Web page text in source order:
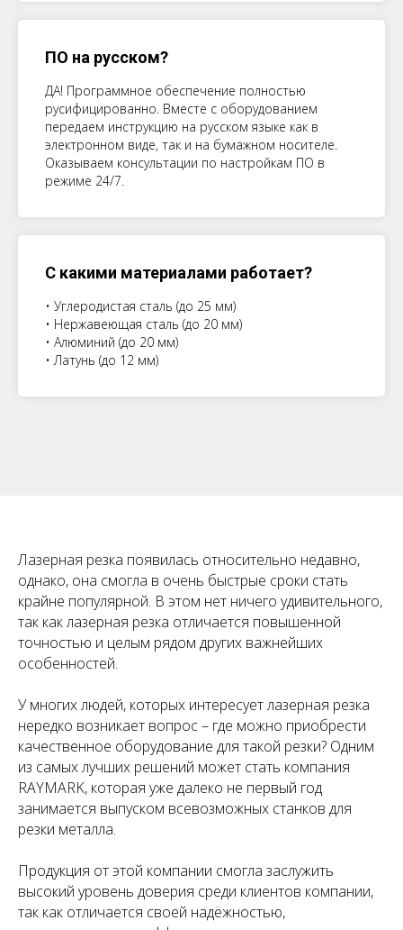
ПО на русском?
ДА! Программное обеспечение полностью
русифицированно. Вместе с оборудованием
передаем инструкцию на русском языке как в
электронном виде, так и на бумажном носителе.
Оказываем консультации по настройкам ПО в
режиме 24/7.
С какими материалами работает?
• Углеродистая сталь (до 25 мм)
• Нержавеющая сталь (до 20 мм)
• Алюминий (до 20 мм)
• Латунь (до 12 мм)
Лазерная резка появилась относительно недавно,
однако, она смогла в очень быстрые сроки стать
крайне популярной. В этом нет ничего удивительного,
так как лазерная резка отличается повышенной
точностью и целым рядом других важнейших
особенностей.
У многих людей, которых интересует лазерная резка
нередко возникает вопрос – где можно приобрести
качественное оборудование для такой резки? Одним
из самых лучших решений может стать компания
RAYMARK, которая уже далеко не первый год
занимается выпуском всевозможных станков для
резки металла.
Продукция от этой компании смогла заслужить
высокий уровень доверия среди клиентов компании,
так как отличается своей надёжностью,